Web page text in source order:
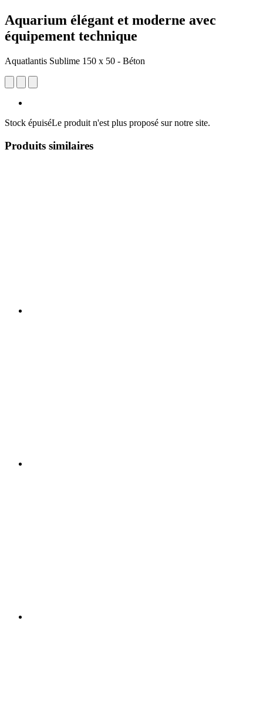
Aquarium élégant et moderne avec
équipement technique
Aquatlantis Sublime 150 x 50 - Béton
Stock épuiséLe produit n'est plus proposé sur notre site.
Produits similaires